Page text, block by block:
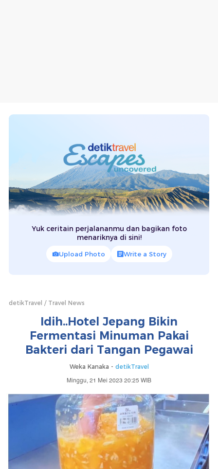
Yuk ceritain perjalananmu dan bagikan foto
menariknya di sini!
Upload Photo Write a Story
detikTravel Travel News
Idih..Hotel Jepang Bikin
Fermentasi Minuman Pakai
Bakteri dari Tangan Pegawai
Weka Kanaka - detikTravel
Minggu, 21 Mei 2023 20:25 WIB